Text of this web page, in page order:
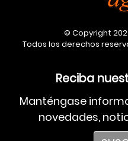
© Copyright
Todos los derechos
Reciba
Manténgase
novedades,